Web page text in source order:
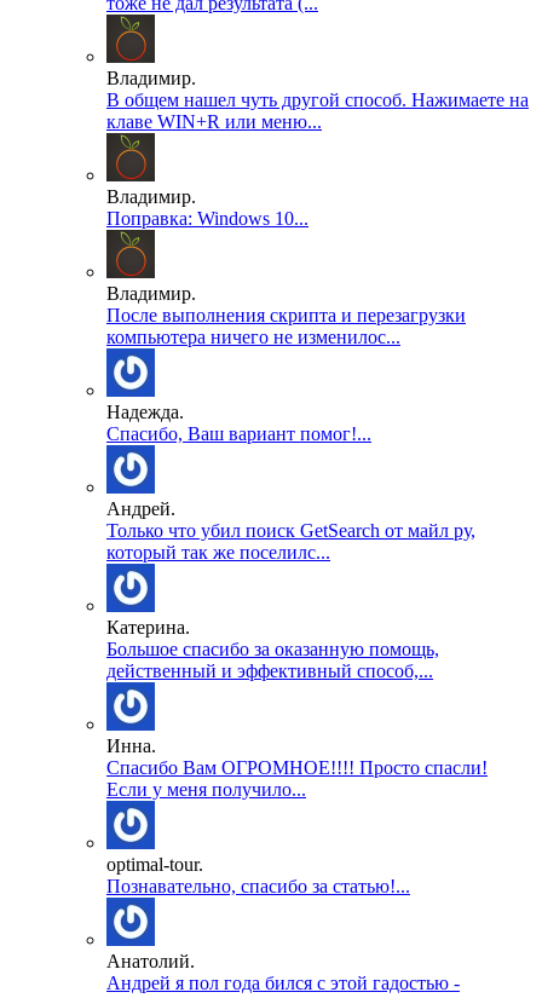
Владимир.
В общем нашел чуть другой способ. Нажимаете на
клаве WIN+R или меню...
Владимир.
Поправка: Windows 10...
Владимир.
После выполнения скрипта и перезагрузки
компьютера ничего не изменилос...
Надежда.
Спасибо, Ваш вариант помог!...
Андрей.
Только что убил поиск GetSearch от майл ру,
который так же поселилс...
Катерина.
Большое спасибо за оказанную помощь,
действенный и эффективный способ,...
Инна.
Спасибо Вам ОГРОМНОЕ!!!! Просто спасли!
Если у меня получило...
optimal-tour.
Познавательно, спасибо за статью!...
Анатолий.
Андрей я пол года бился с этой гадостью -